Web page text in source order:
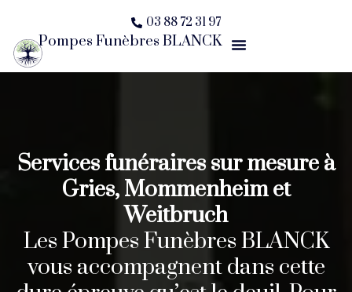
contenu
03 88 72 31 97
Pompes Funèbres BLANCK Menu
Services funéraires sur mesure à
Gries, Mommenheim et
Weitbruch
Les Pompes Funèbres BLANCK
vous accompagnent dans cette